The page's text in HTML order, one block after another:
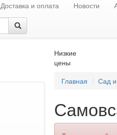
Доставка и оплата Новости
Низкие
цены
Главная Сад